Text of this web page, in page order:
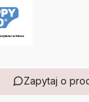
Zapytaj o